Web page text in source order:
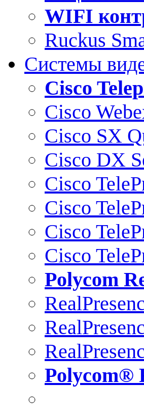
WIFI
Ruckus
Системы
Cisco
Cisco
Cisco SX
Cisco DX
Cisco
Cisco
Cisco
Cisco
Polycom
Polycom®